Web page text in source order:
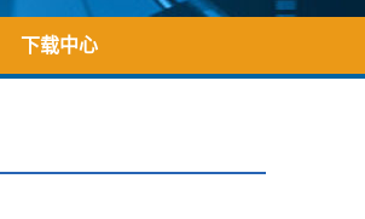
下载中心